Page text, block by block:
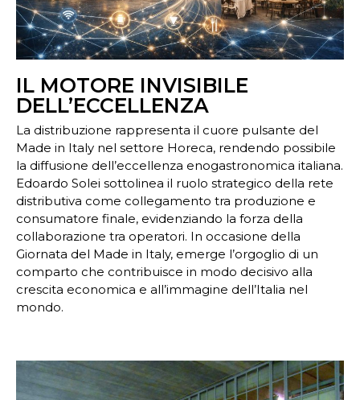
IL MOTORE INVISIBILE
DELL’ECCELLENZA
La distribuzione rappresenta il cuore pulsante del
Made in Italy nel settore Horeca, rendendo possibile
la diffusione dell’eccellenza enogastronomica italiana.
Edoardo Solei sottolinea il ruolo strategico della rete
distributiva come collegamento tra produzione e
consumatore finale, evidenziando la forza della
collaborazione tra operatori. In occasione della
Giornata del Made in Italy, emerge l’orgoglio di un
comparto che contribuisce in modo decisivo alla
crescita economica e all’immagine dell’Italia nel
mondo.